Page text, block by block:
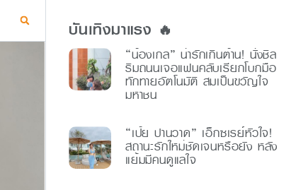
บันเทิงมาแรง 🔥
“น้องเกล” น่ารักเกินต้าน! นั่งชิล
ริมถนนเจอแฟนคลับเรียกโบกมือ
ทักทายอัตโนมัติ สมเป็นขวัญใจ
มหาชน
“เป้ย ปานวาด” เอ็กซเรย์หัวใจ!
สถานะรักใหม่ชัดเจนหรือยัง หลัง
แย้มมีคนดูแลใจ